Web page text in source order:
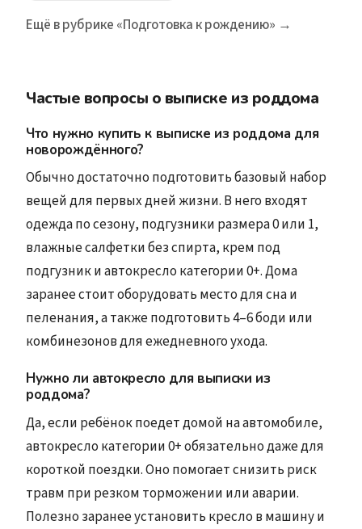
Ещё в рубрике «Подготовка к рождению» →
Частые вопросы о выписке из роддома
Что нужно купить к выписке из роддома для
новорождённого?
Обычно достаточно подготовить базовый набор
вещей для первых дней жизни. В него входят
одежда по сезону, подгузники размера 0 или 1,
влажные салфетки без спирта, крем под
подгузник и автокресло категории 0+. Дома
заранее стоит оборудовать место для сна и
пеленания, а также подготовить 4–6 боди или
комбинезонов для ежедневного ухода.
Нужно ли автокресло для выписки из
роддома?
Да, если ребёнок поедет домой на автомобиле,
автокресло категории 0+ обязательно даже для
короткой поездки. Оно помогает снизить риск
травм при резком торможении или аварии.
Полезно заранее установить кресло в машину и